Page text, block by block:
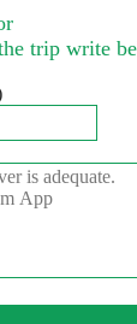
trip write